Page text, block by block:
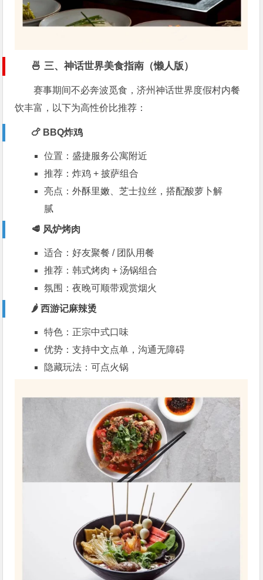
🍜 三、神话世界美食指南（懒人版）
赛事期间不必奔波觅食，济州神话世界度假村内餐
饮丰富，以下为高性价比推荐：
🍗 BBQ炸鸡
位置：盛捷服务公寓附近
推荐：炸鸡 + 披萨组合
亮点：外酥里嫩、芝士拉丝，搭配酸萝卜解
腻
🥩 风炉烤肉
适合：好友聚餐 / 团队用餐
推荐：韩式烤肉 + 汤锅组合
氛围：夜晚可顺带观赏烟火
🌶️ 西游记麻辣烫
特色：正宗中式口味
优势：支持中文点单，沟通无障碍
隐藏玩法：可点火锅